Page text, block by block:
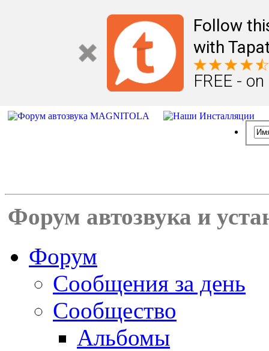
Follow
with
FREE -
Форум автозвука и
Форум
Сообщения за день
Сообщество
Альбомы